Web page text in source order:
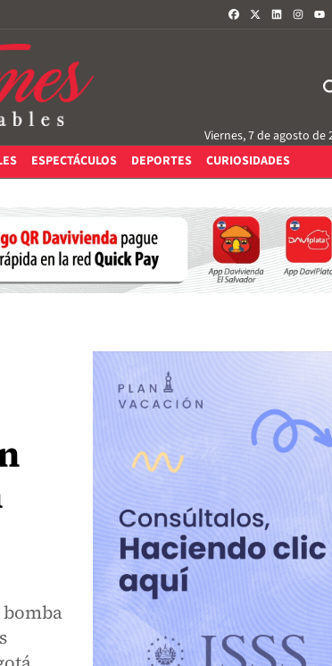
FACEBOOKLINKEDIN
Viernes, 7 de agosto de
ESPECTÁCULOS DEPORTES CURIOSIDADES